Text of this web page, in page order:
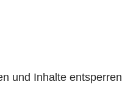
und Inhalte entsperren